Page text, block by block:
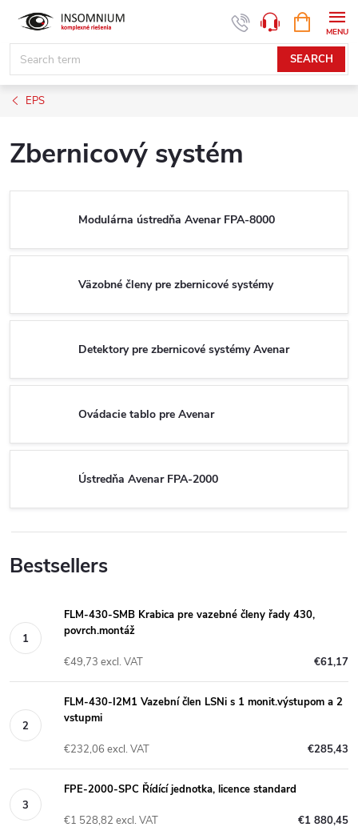
content
SEARCH
CART
EPS
Zbernicový systém
Modulárna ústredňa Avenar FPA-8000
Väzobné členy pre zbernicové systémy
Detektory pre zbernicové systémy Avenar
Ovádacie tablo pre Avenar
Ústredňa Avenar FPA-2000
Bestsellers
FLM-430-SMB Krabica pre vazebné členy řady 430,
povrch.montáž
€61,17
€49,73 excl. VAT
FLM-430-I2M1 Vazební člen LSNi s 1 monit.výstupom a 2
vstupmi
€285,43
€232,06 excl. VAT
FPE-2000-SPC Řídící jednotka, licence standard
€1 880,45
€1 528,82 excl. VAT
www.insomnium.sk - Chat